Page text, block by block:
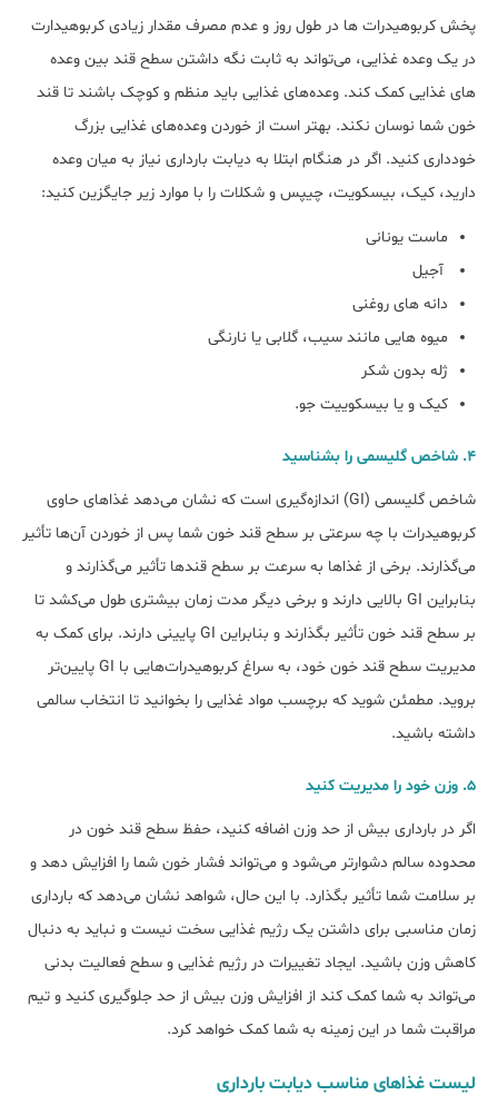
پخش کربوهیدرات ها در طول روز و عدم مصرف مقدار زیادی کربوهیدارت
در یک وعده غذایی، می‌تواند به ثابت نگه داشتن سطح قند بین وعده
های غذایی کمک کند. وعده‌های غذایی باید منظم و کوچک باشند تا قند
خون شما نوسان نکند. بهتر است از خوردن وعده‌های غذایی بزرگ
خودداری کنید. اگر در هنگام ابتلا به دیابت بارداری نیاز به میان وعده
دارید، کیک، بیسکویت، چیپس و شکلات را با موارد زیر جایگزین کنید:
ماست یونانی
آجیل
دانه های روغنی
میوه هایی مانند سیب، گلابی یا نارنگی
ژله بدون شکر
کیک و یا بیسکوییت جو.
۴. شاخص گلیسمی را بشناسید
شاخص گلیسمی (GI) اندازه‌گیری است که نشان می‌دهد غذاهای حاوی
کربوهیدرات با چه سرعتی بر سطح قند خون شما پس از خوردن آن‌ها تأثیر
می‌گذارند. برخی از غذاها به سرعت بر سطح قندها تأثیر می‌گذارند و
بنابراین GI بالایی دارند و برخی دیگر مدت زمان بیش‎تری طول می‌کشد تا
بر سطح قند خون تأثیر بگذارند و بنابراین GI پایینی دارند. برای کمک به
مدیریت سطح قند خون خود، به سراغ کربوهیدرات‌هایی با GI پایین‌تر
بروید. مطمئن شوید که برچسب مواد غذایی را بخوانید تا انتخاب سالمی
داشته باشید.
۵. وزن خود را مدیریت کنید
اگر در بارداری بیش از حد وزن اضافه کنید، حفظ سطح قند خون در
محدوده سالم دشوارتر می‎‌شود و می‌تواند فشار خون شما را افزایش دهد و
بر سلامت شما تأثیر بگذارد. با این حال، شواهد نشان می‌دهد که بارداری
زمان مناسبی برای داشتن یک رژیم غذایی سخت نیست و نباید به دنبال
کاهش وزن باشید. ایجاد تغییرات در رژیم غذایی و سطح فعالیت بدنی
می‌تواند به شما کمک کند از افزایش وزن بیش از حد جلوگیری کنید و تیم
مراقبت شما در این زمینه به شما کمک خواهد کرد.
ﻟﯿﺴﺖ ﻏﺬاﻫﺎی ﻣﻨﺎﺳﺐ دﯾﺎﺑﺖ ﺑﺎرداری